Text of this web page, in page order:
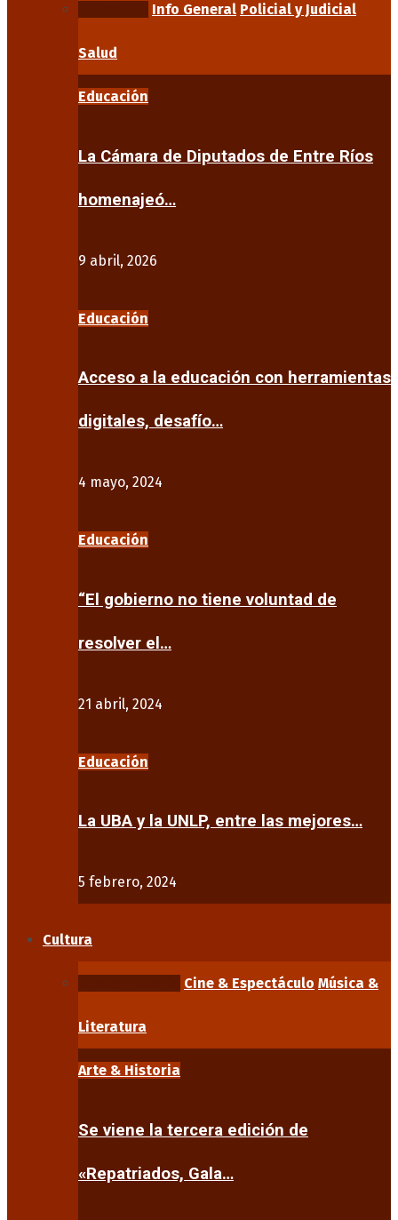
Info General Policial y Judicial
Salud
Educación
La Cámara de Diputados de Entre Ríos
homenajeó…
9 abril, 2026
Educación
Acceso a la educación con herramientas
digitales, desafío…
4 mayo, 2024
Educación
“El gobierno no tiene voluntad de
resolver el…
21 abril, 2024
Educación
La UBA y la UNLP, entre las mejores…
5 febrero, 2024
Cultura
Cine & Espectáculo Música &
Literatura
Arte & Historia
Se viene la tercera edición de
«Repatriados, Gala…